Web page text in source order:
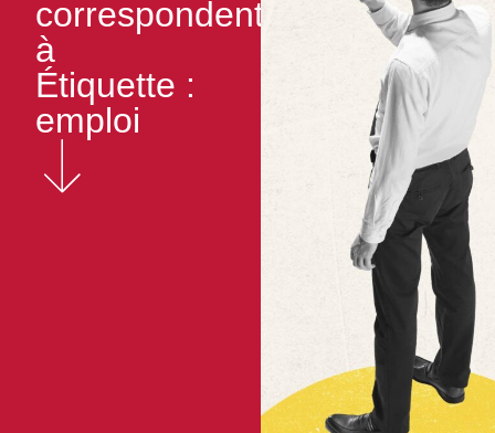
correspondent
à
Étiquette :
emploi